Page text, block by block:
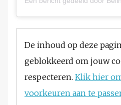
De inhoud op deze
geblokkeerd om jouw
respecteren. Klik hier
voorkeuren aan te